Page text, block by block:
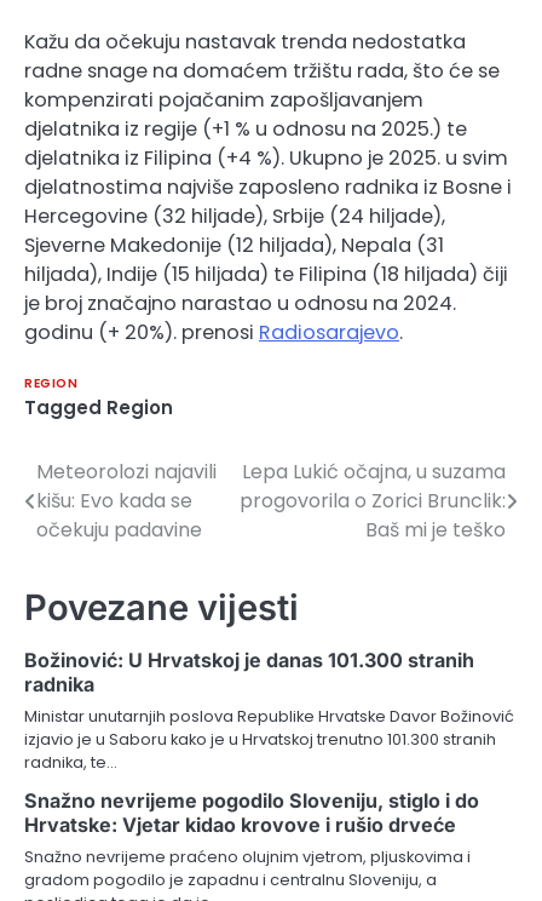
Kažu da očekuju nastavak trenda nedostatka
radne snage na domaćem tržištu rada, što će se
kompenzirati pojačanim zapošljavanjem
djelatnika iz regije (+1 % u odnosu na 2025.) te
djelatnika iz Filipina (+4 %). Ukupno je 2025. u svim
djelatnostima najviše zaposleno radnika iz Bosne i
Hercegovine (32 hiljade), Srbije (24 hiljade),
Sjeverne Makedonije (12 hiljada), Nepala (31
hiljada), Indije (15 hiljada) te Filipina (18 hiljada) čiji
je broj značajno narastao u odnosu na 2024.
godinu (+ 20%). prenosi Radiosarajevo.
REGION
Tagged Region
Navigacija
članaka
Meteorolozi najavili
kišu: Evo kada se
očekuju padavine
Lepa Lukić očajna, u suzama
progovorila o Zorici Brunclik:
Baš mi je teško
Povezane vijesti
Božinović: U Hrvatskoj je danas 101.300 stranih
radnika
Ministar unutarnjih poslova Republike Hrvatske Davor Božinović
izjavio je u Saboru kako je u Hrvatskoj trenutno 101.300 stranih
radnika, te…
Snažno nevrijeme pogodilo Sloveniju, stiglo i do
Hrvatske: Vjetar kidao krovove i rušio drveće
Snažno nevrijeme praćeno olujnim vjetrom, pljuskovima i
gradom pogodilo je zapadnu i centralnu Sloveniju, a